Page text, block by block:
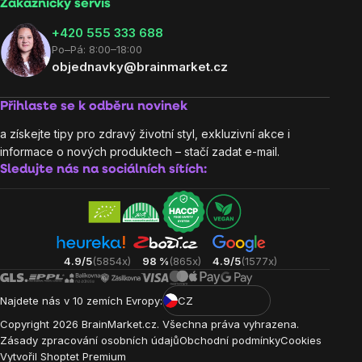
Zákaznický servis
‭+420 555 333 688
Po–Pá: 8:00–18:00
objednavky@brainmarket.cz
Přihlaste se k odběru novinek
a získejte tipy pro zdravý životní styl, exkluzivní akce i
informace o nových produktech – stačí zadat e-mail.
Sledujte nás na sociálních sítích:
4.9/5(5854x) 98 %(865x) 4.9/5(1577x)
Najdete nás v 10 zemích Evropy:
CZ
Copyright 2026 BrainMarket.cz. Všechna práva vyhrazena.
Zásady zpracování osobních údajůObchodní podmínkyCookies
Vytvořil Shoptet Premium